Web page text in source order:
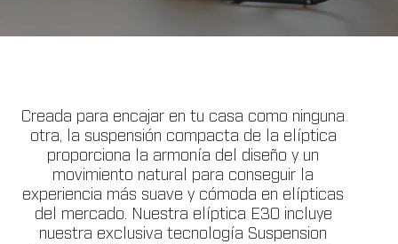
Creada para encajar en tu casa como ninguna
otra, la suspensión compacta de la elíptica
proporciona la armonía del diseño y un
movimiento natural para conseguir la
experiencia más suave y cómoda en elípticas
del mercado. Nuestra elíptica E30 incluye
nuestra exclusiva tecnología Suspension